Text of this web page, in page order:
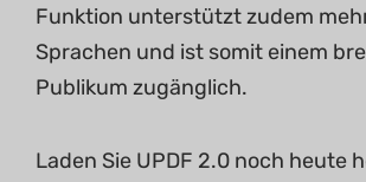
Funktion unterstützt zudem
Sprachen und ist somit einem
Publikum zugänglich.
Laden Sie UPDF 2.0 noch heute